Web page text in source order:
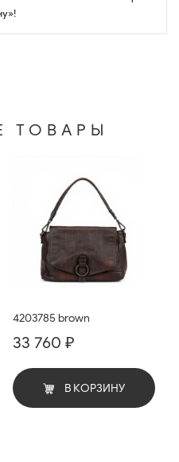
ТОВАРЫ
4203785 brown
33 760 ₽
В КОРЗИНУ